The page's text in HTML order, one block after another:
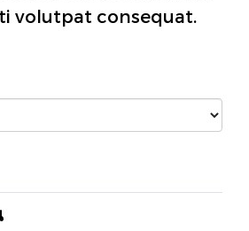
volutpat consequat.